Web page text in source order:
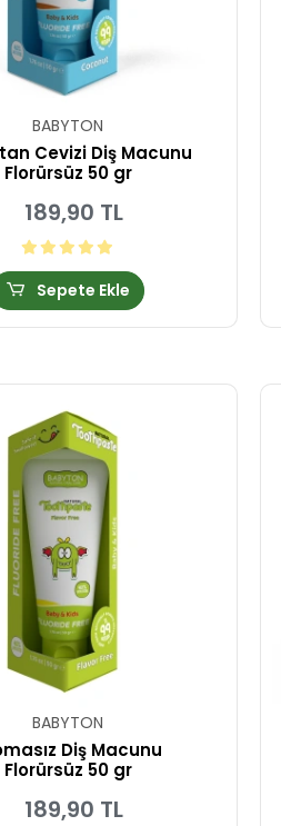
BABYTON
Cevizi Diş Macunu
Florürsüz 50 gr
189,90 TL
Sepete Ekle
BABYTON
Diş Macunu
Florürsüz 50 gr
189,90 TL